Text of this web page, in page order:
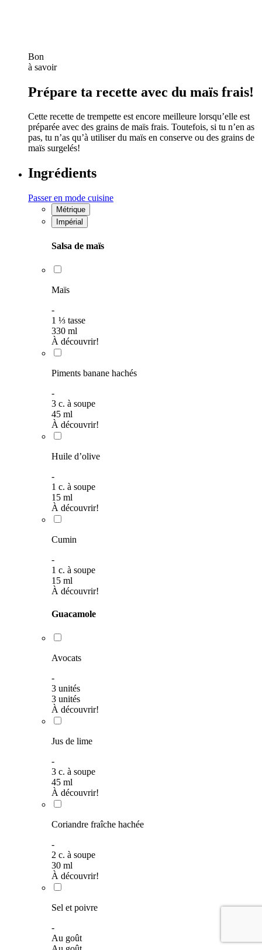
Bon
à savoir
Prépare ta recette avec du maïs frais!
Cette recette de trempette est encore meilleure lorsqu’elle est
préparée avec des grains de maïs frais. Toutefois, si tu n’en as
pas, tu n’as qu’à utiliser du maïs en conserve ou des grains de
maïs surgelés!
Ingrédients
Passer en mode cuisine
Métrique
Impérial
Salsa de maïs
Maïs
-
1 ⅓ tasse
330 ml
À découvrir!
Piments banane hachés
-
3 c. à soupe
45 ml
À découvrir!
Huile d’olive
-
1 c. à soupe
15 ml
À découvrir!
Cumin
-
1 c. à soupe
15 ml
À découvrir!
Guacamole
Avocats
-
3 unités
3 unités
À découvrir!
Jus de lime
-
3 c. à soupe
45 ml
À découvrir!
Coriandre fraîche hachée
-
2 c. à soupe
30 ml
À découvrir!
Sel et poivre
-
Au goût